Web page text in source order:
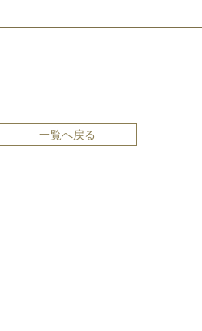
一覧へ戻る